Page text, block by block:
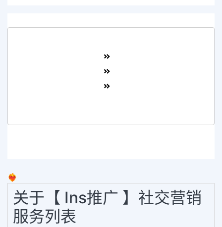
❤️‍🔥
关于【 Ins推广 】社交营销
服务列表